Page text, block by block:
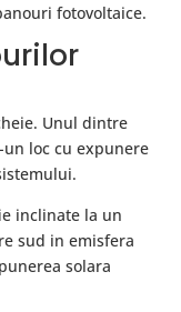
fotovoltaice.
Unul dintre
loc cu expunere
inclinate la un
sud in emisfera
solara